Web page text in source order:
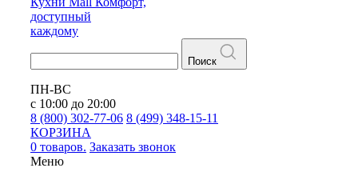
доступный
каждому
Поиск
ПН-ВС
с 10:00 до 20:00
8 (800) 302-77-06 8 (499) 348-15-11
КОРЗИНА
0 товаров. Заказать звонок
Меню